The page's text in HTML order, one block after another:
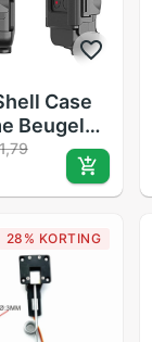
Case
Beugel
Pocket
28% KORTING